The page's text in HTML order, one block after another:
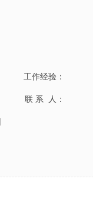
工作经验：
联 系 人：